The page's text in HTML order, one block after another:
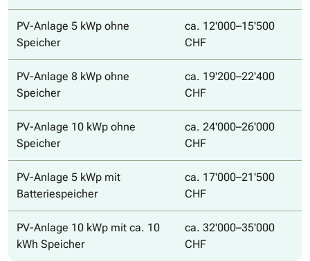
PV-Anlage 5 kWp ohne
Speicher
ca. 12'000–15'500
CHF
PV-Anlage 8 kWp ohne
Speicher
ca. 19'200–22'400
CHF
PV-Anlage 10 kWp ohne
Speicher
ca. 24'000–26'000
CHF
PV-Anlage 5 kWp mit
Batteriespeicher
ca. 17'000–21'500
CHF
PV-Anlage 10 kWp mit ca. 10
kWh Speicher
ca. 32'000–35'000
CHF